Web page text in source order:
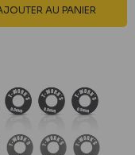
AU PANIER